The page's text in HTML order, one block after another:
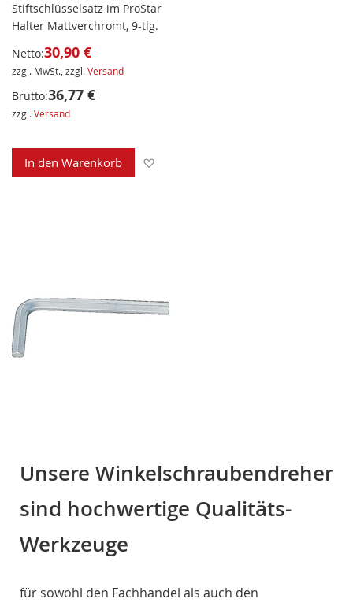
Stiftschlüsselsatz im ProStar
Halter Mattverchromt, 9-tlg.
Netto:30,90 €
zzgl. MwSt., zzgl.Versand
Brutto:36,77 €
zzgl.Versand
In den Warenkorb
Unsere Winkelschraubendreher
sind hochwertige Qualitäts-
Werkzeuge
für sowohl den Fachhandel als auch den